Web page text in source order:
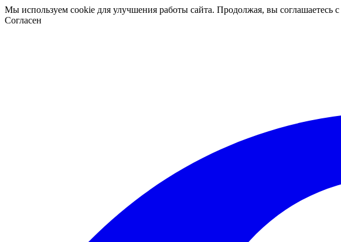
Мы используем cookie для улучшения работы сайта. Продолжая, вы соглашаетесь с
Согласен